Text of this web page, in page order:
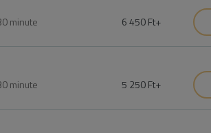
minute 6 450 Ft+
minute 5 250 Ft+